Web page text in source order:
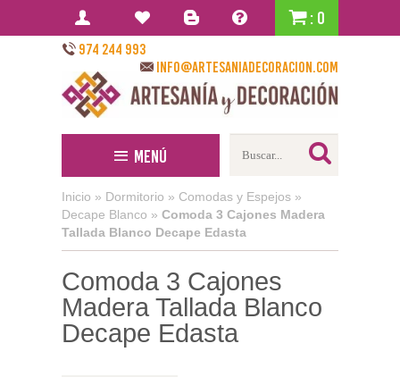
: 0
974 244 993
info@artesaniadecoracion.com
Menú
Inicio » Dormitorio » Comodas y Espejos »
Decape Blanco » Comoda 3 Cajones Madera
Tallada Blanco Decape Edasta
Comoda 3 Cajones
Madera Tallada Blanco
Decape Edasta